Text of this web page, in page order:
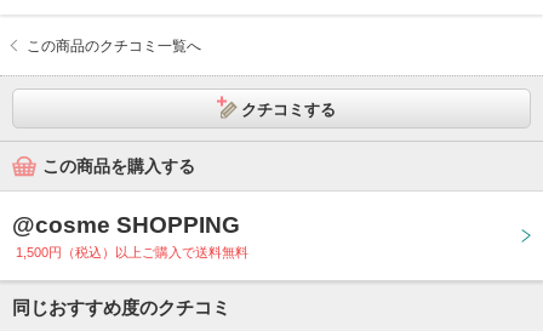
この商品のクチコミ一覧へ
クチコミする
この商品を購入する
@cosme SHOPPING
1,500円（税込）以上ご購入で送料無料
同じおすすめ度のクチコミ